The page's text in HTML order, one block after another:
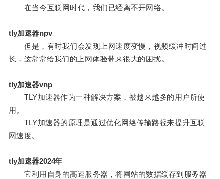
在当今互联网时代，我们已经离不开网络。
tly加速器npv
但是，有时我们会发现上网速度变慢，视频缓冲时间过
长，这常常给我们的上网体验带来很大的困扰。
tly加速器vnp
TLY加速器作为一种解决方案，被越来越多的用户所使
用。
TLY加速器的原理是通过优化网络传输路径来提升互联
网速度。
tly加速器2024年
它利用自身的高速服务器，将网站的数据缓存到服务器